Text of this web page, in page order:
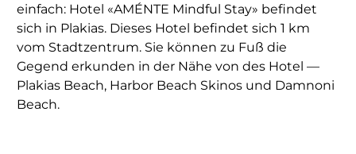
einfach: Hotel «AMÉNTE Mindful Stay» befindet
sich in Plakias. Dieses Hotel befindet sich 1 km
vom Stadtzentrum. Sie können zu Fuß die
Gegend erkunden in der Nähe von des Hotel —
Plakias Beach, Harbor Beach Skinos und Damnoni
Beach.